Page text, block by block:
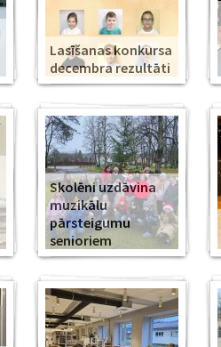
Lasīšanas konkursa
decembra rezultāti
Skolēni uzdāvina
muzikālu
pārsteigumu
senioriem